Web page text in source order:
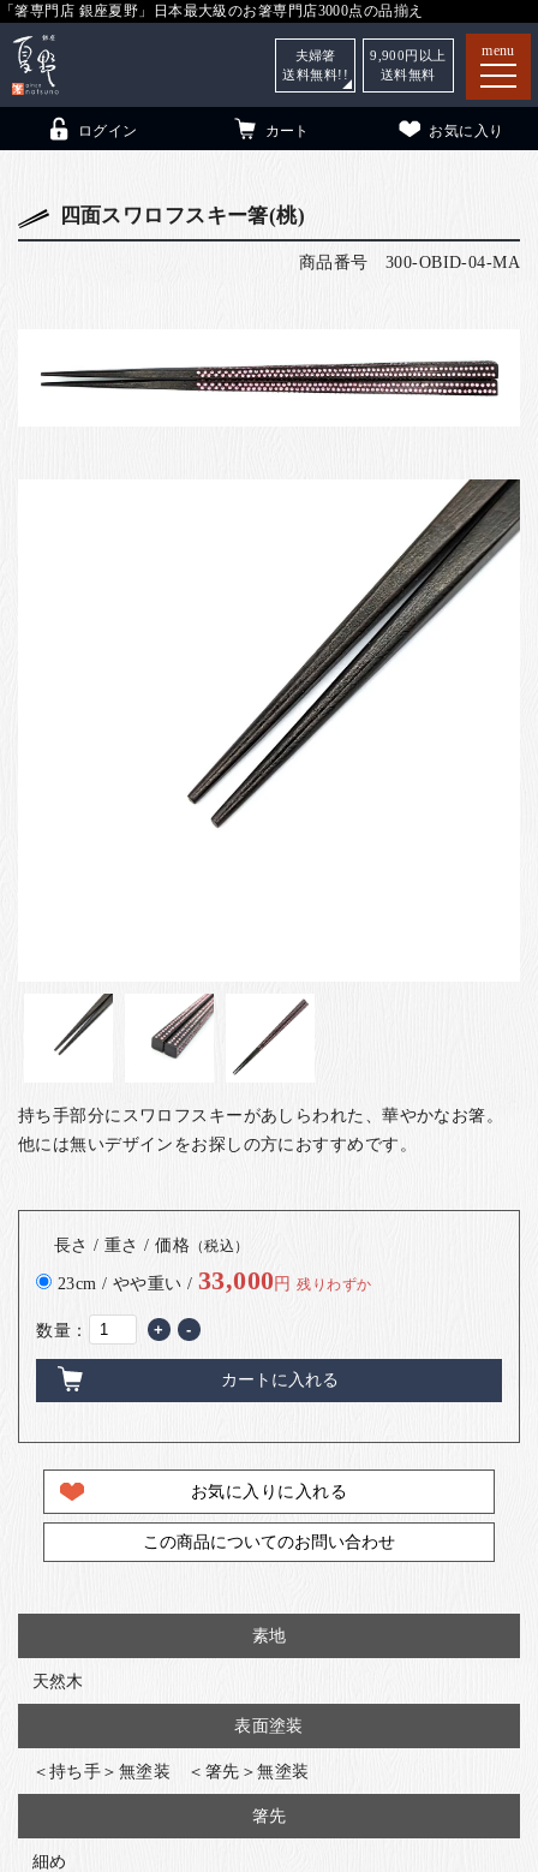
「箸専門店 銀座夏野」日本最大級のお箸専門店3000点の品揃え
menu
銀座夏野・箸長について
ログイン カート お気に入り
夫婦箸
送料無料!!
9,900 円以上
送料無料
四面スワロフスキー箸(桃)
商品番号 300-OBID-04-MA
持ち手部分にスワロフスキーがあしらわれた、華やかなお箸。
他には無いデザインをお探しの方におすすめです。
長さ / 重さ / 価格 （税込）
23cm / やや重い / 33,000円 残りわずか
数量： + -
カートに入れる
お気に入りに入れる
この商品についてのお問い合わせ
素地
天然木
表面塗装
＜持ち手＞無塗装 ＜箸先＞無塗装
箸先
細め